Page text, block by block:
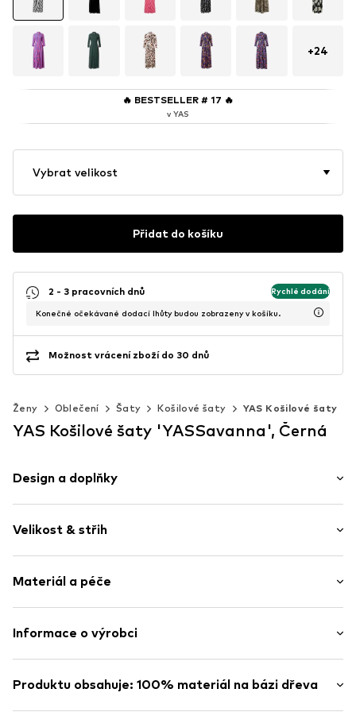
+24
🔥 BESTSELLER # 17 🔥
v YAS
Vybrat velikost
Přidat do košíku
2 - 3 pracovních dnů Rychlé dodání
Konečné očekávané dodací lhůty budou zobrazeny v košíku.
Možnost vrácení zboží do 30 dnů
Ženy Oblečení Šaty Košilové šaty YAS Košilové šaty
YAS Košilové šaty 'YASSavanna', Černá
Design a doplňky
Viskóza
Polo-límec
Límeček Kent
Splývavá látka
Velikost & střih
Délka: Dlouhé / Maxi
Střih: Úzký pas
Střih: Vybavení
Model/ka měří 1.76m a nosí velikost 36 (Velikost (EU))
Materiál a péče
Materiál: 100% Viskóza (LENZING™ ECOVERO™)
Praní na 30 ° C
Nečistit chemicky
Informace o výrobci
Modering 1
Produktu obsahuje: 100% materiál na bázi dřeva